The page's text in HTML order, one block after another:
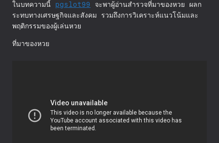
ในบทความนี้ pgslot99 จะพาผู้อ่านสำรวจที่มาของหวย ผลก
ระทบทางเศรษฐกิจและสังคม รวมถึงการวิเคราะห์แนวโน้มและ
พฤติกรรมของผู้เล่นหวย
ที่มาของหวย